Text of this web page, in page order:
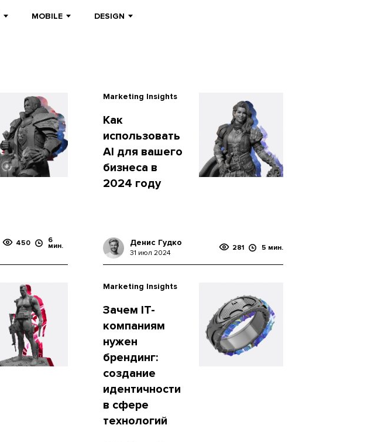
MOBILE DESIGN
450 6
мин.
Marketing Insights
Как
использовать
AI для вашего
бизнеса в
2024 году
Денис Гудко
31 июл 2024
281 5 мин.
Marketing Insights
Зачем IT-
компаниям
нужен
брендинг:
создание
идентичности
в сфере
технологий